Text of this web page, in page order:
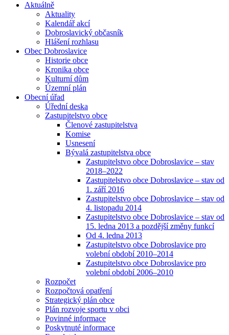
Aktuálně
Aktuality
Kalendář akcí
Dobroslavický občasník
Hlášení rozhlasu
Obec Dobroslavice
Historie obce
Kronika obce
Kulturní dům
Územní plán
Obecní úřad
Úřední deska
Zastupitelstvo obce
Členové zastupitelstva
Komise
Usnesení
Bývalá zastupitelstva obce
Zastupitelstvo obce Dobroslavice – stav
2018–2022
Zastupitelstvo obce Dobroslavice – stav od
1. září 2016
Zastupitelstvo obce Dobroslavice – stav od
4. listopadu 2014
Zastupitelstvo obce Dobroslavice – stav od
15. ledna 2013 a pozdější změny funkcí
Od 4. ledna 2013
Zastupitelstvo obce Dobroslavice pro
volební období 2010–2014
Zastupitelstvo obce Dobroslavice pro
volební období 2006–2010
Rozpočet
Rozpočtová opatření
Strategický plán obce
Plán rozvoje sportu v obci
Povinné informace
Poskytnuté informace